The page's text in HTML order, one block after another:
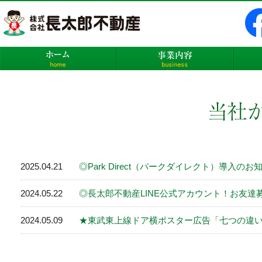
2025.04.21 ◎Park Direct（パークダイレクト）導入のお
2024.05.22 ◎長太郎不動産LINE公式アカウント！お友達
2024.05.09 ★東武東上線ドア横ポスター広告「七つの違